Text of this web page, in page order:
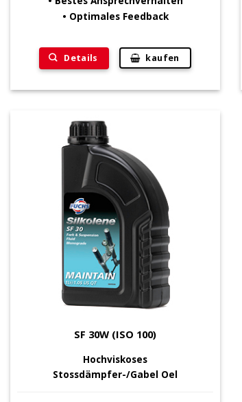
• Optimales Feedback
Details kaufen
SF 30W (ISO 100)
Hochviskoses
Stossdämpfer-/Gabel Oel